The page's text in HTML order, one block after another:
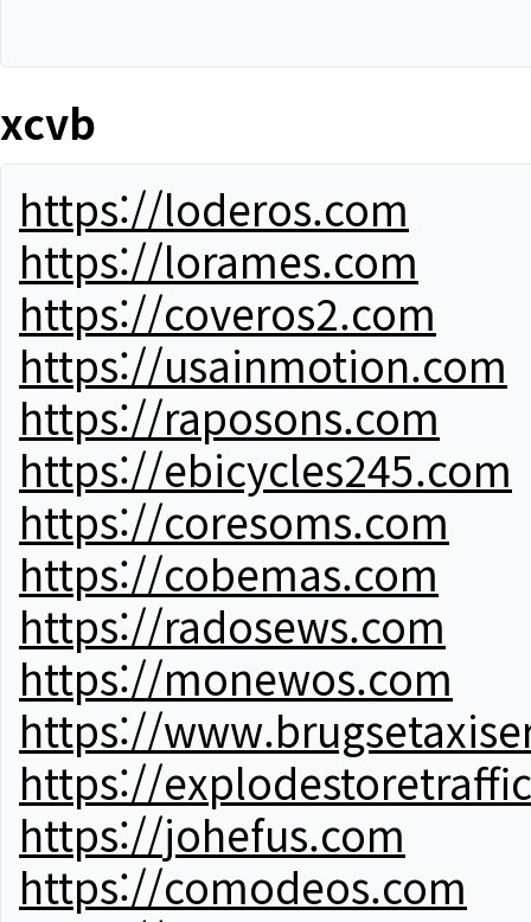
xcvb
https://loderos.com
https://lorames.com
https://coveros2.com
https://usainmotion.com
https://raposons.com
https://ebicycles245.com
https://coresoms.com
https://cobemas.com
https://radosews.com
https://monewos.com
https://
https://
https://johefus.com
https://comodeos.com